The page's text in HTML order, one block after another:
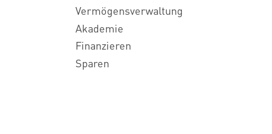
Vermögensverwaltung
Akademie
Finanzieren
Sparen